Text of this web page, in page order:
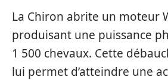
La Chiron abrite un moteur
produisant une puissance
1 500 chevaux. Cette
lui permet d’atteindre une